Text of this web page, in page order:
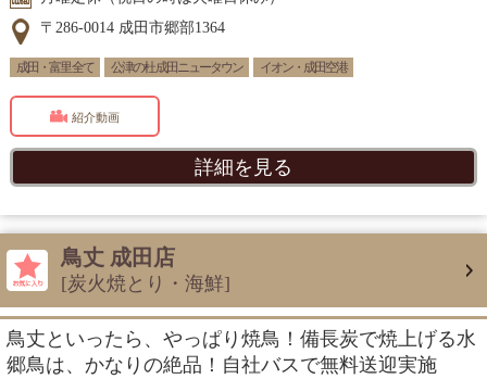
〒286-0014 成田市郷部1364
成田・富里 全て 公津の杜 成田ニュータウン イオン・成田空港
紹介動画
詳細を見る
鳥丈 成田店
[炭火焼とり・海鮮]
鳥丈といったら、やっぱり焼鳥！備長炭で焼上げる水
郷鳥は、かなりの絶品！自社バスで無料送迎実施